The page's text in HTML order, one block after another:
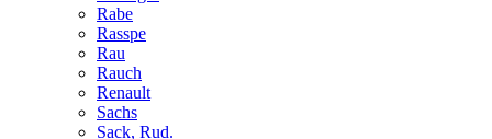
Rabe
Rasspe
Rau
Rauch
Renault
Sachs
Sack, Rud.